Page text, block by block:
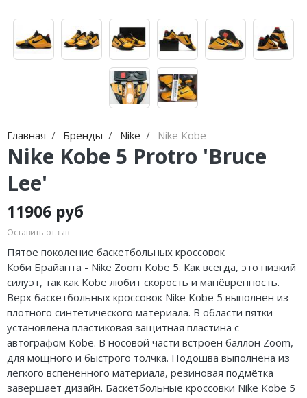
Главная Бренды Nike Nike Kobe
Nike Kobe 5 Protro 'Bruce
Lee'
11906 руб
Оставить отзыв
Пятое поколение баскетбольных кроссовок
Коби Брайанта - Nike Zoom Kobe 5. Как всегда, это низкий
силуэт, так как Kobe любит скорость и манёвренность.
Верх баскетбольных кроссовок Nike Kobe 5 выполнен из
плотного синтетического материала. В области пятки
установлена пластиковая защитная пластина с
автографом Kobe. В носовой части встроен баллон Zoom,
для мощного и быстрого толчка. Подошва выполнена из
лёгкого вспененного материала, резиновая подмётка
завершает дизайн. Баскетбольные кроссовки Nike Kobe 5
Jordan Tatum
Air Jordan 312
Air Jordan 38
Air Jordan 37
Air Jordan 36
Air Jordan 1
Air Jordan 3
Air Jordan 4
Air Jordan 5
Air Jordan 6
Air Jordan 7
adidas Samba
adidas Gazelle
adidas adiFOM
adidas Adizero
adidas Harden
adidas Dame
adidas AE
Adidas Yeezy Boost 350 V2